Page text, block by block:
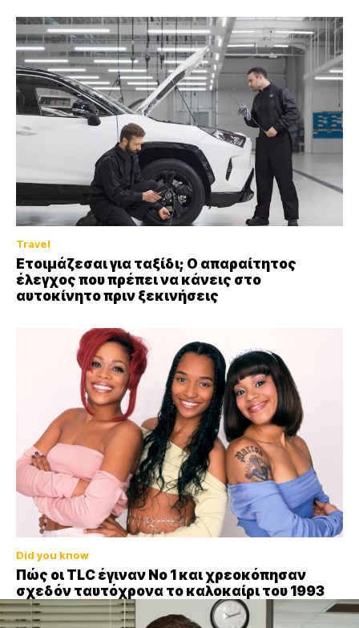
Travel
Ετοιμάζεσαι για ταξίδι; Ο απαραίτητος
έλεγχος που πρέπει να κάνεις στο
αυτοκίνητο πριν ξεκινήσεις
Did you know
Πώς οι TLC έγιναν Νο 1 και χρεοκόπησαν
σχεδόν ταυτόχρονα το καλοκαίρι του 1993